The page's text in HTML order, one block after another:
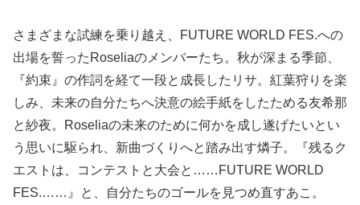
さまざまな試練を乗り越え、FUTURE WORLD FES.への
出場を誓ったRoseliaのメンバーたち。秋が深まる季節、
『約束』の作詞を経て一段と成長したリサ。紅葉狩りを楽
しみ、未来の自分たちへ決意の絵手紙をしたためる友希那
と紗夜。Roseliaの未来のために何かを成し遂げたいとい
う思いに駆られ、新曲づくりへと踏み出す燐子。『残るク
エストは、コンテストと大会と……FUTURE WORLD
FES.……』と、自分たちのゴールを見つめ直すあこ。